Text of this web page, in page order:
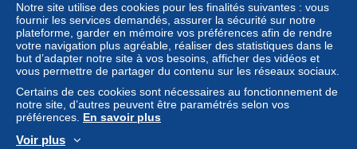
Figurine LUIGI Fig1
± 9,24 $US
Statut Particulier
Notre site utilise des cookies pour les finalités suivantes : vous
fournir les services demandés, assurer la sécurité sur notre
plateforme, garder en mémoire vos préférences afin de rendre
votre navigation plus agréable, réaliser des statistiques dans le
but d’adapter notre site à vos besoins, afficher des vidéos et
vous permettre de partager du contenu sur les réseaux sociaux.
Certains de ces cookies sont nécessaires au fonctionnement de
notre site, d’autres peuvent être paramétrés selon vos
préférences. En savoir plus
Voir plus